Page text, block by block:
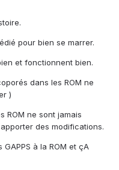
pour bien se marrer.
et fonctionnent bien.
dans les ROM ne
)
ROM ne sont jamais
des modifications.
à la ROM et çA